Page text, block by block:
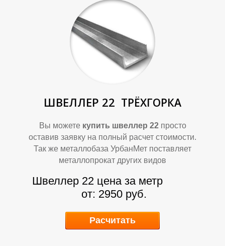
Т
Р
ШВЕЛЛЕР 22 ТРЁХГОРКА
Вы можете купить швеллер 22просто
оставив заявку на полный расчет стоимости.
Так же металлобаза УрбанМет поставляет
металлопрокат других видов
Швеллер 22 цена за метр
от: 2950 руб.
Расчитать
Т
Р